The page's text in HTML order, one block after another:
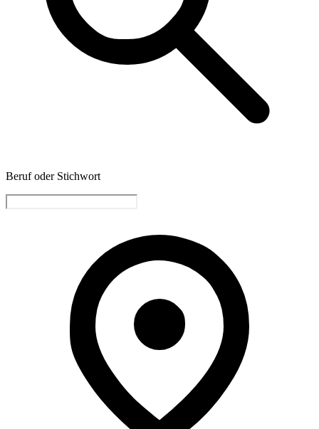
Beruf oder Stichwort